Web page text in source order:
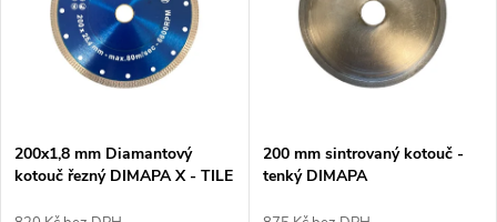
p
s
p
200x1,8 mm Diamantový
kotouč řezný DIMAPA X - TILE
200 mm sintrovaný kotouč -
tenký DIMAPA